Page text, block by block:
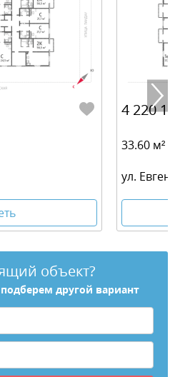
4 220
33.60 м²
ул.
объект?
другой вариант